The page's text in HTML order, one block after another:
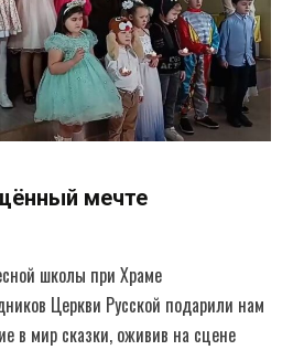
мечте
школы при Храме
Церкви Русской подарили нам
в мир сказки, оживив на сцене